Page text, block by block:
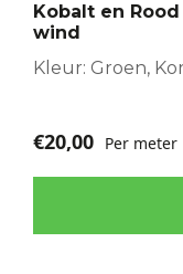
Kobalt en
wind
Kleur: Groen,
€20,00 Per meter
gekozen
op